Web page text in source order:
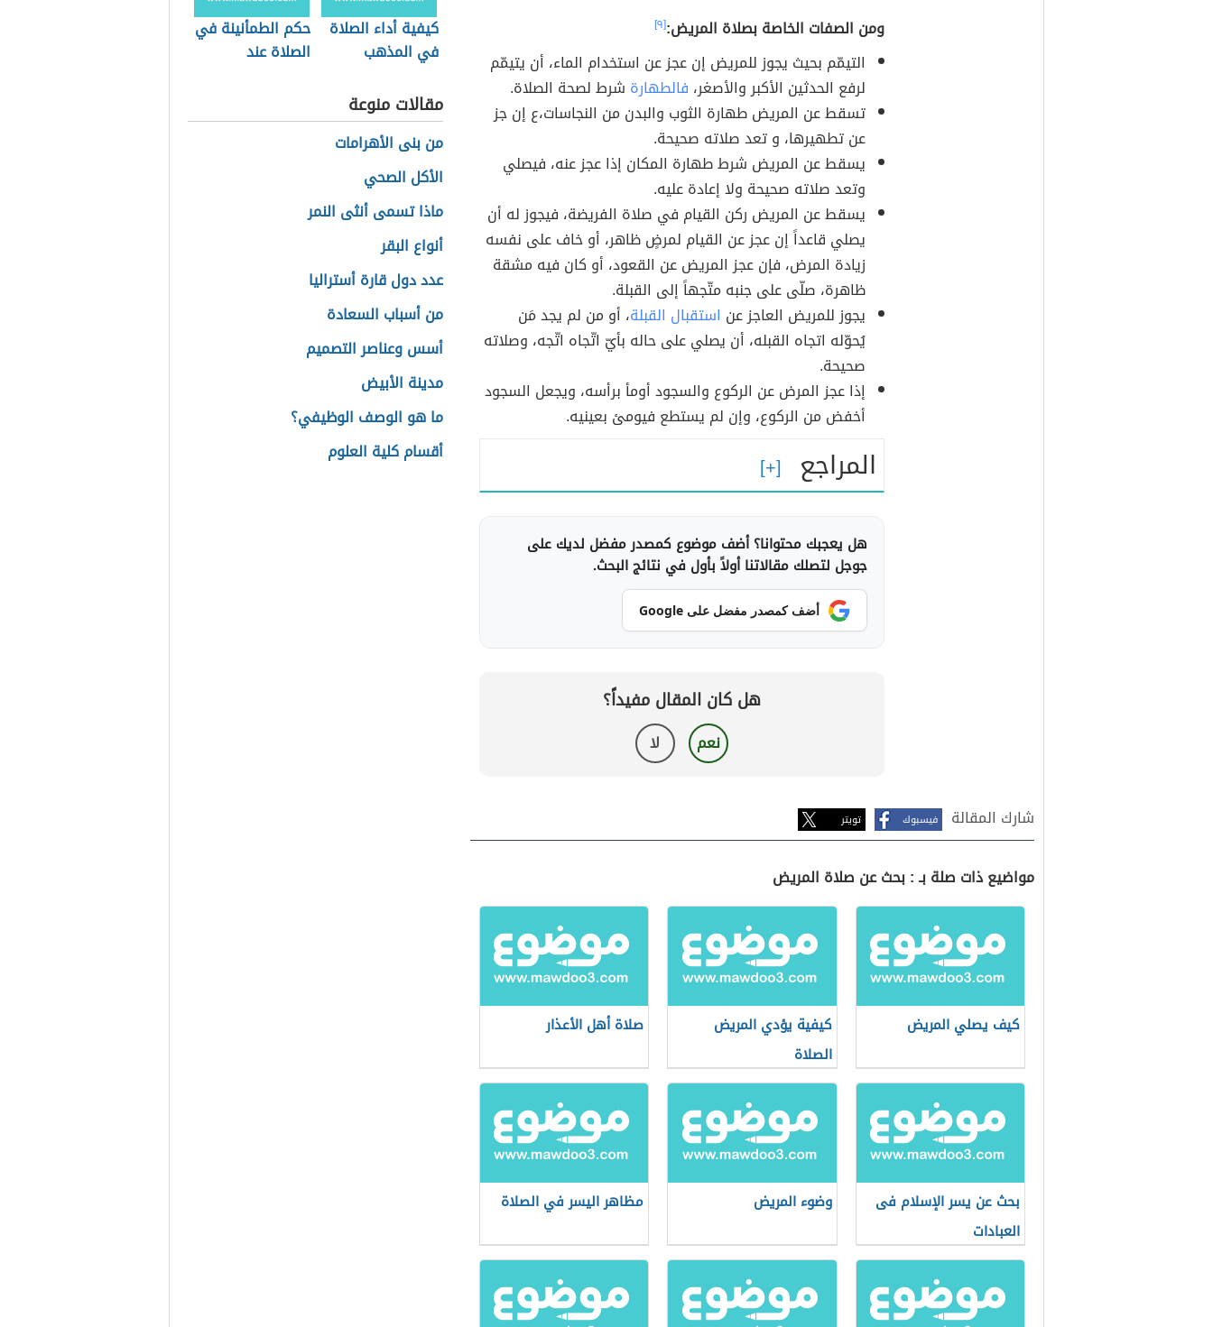
ومن الصفات الخاصة بصلاة المريض:[٩]
التيمّم بحيث يجوز للمريض إن عجز عن استخدام الماء، أن يتيمّم
لرفع الحدثين الأكبر والأصغر، فالطهارة شرط لصحة الصلاة.
تسقط عن المريض طهارة الثوب والبدن من النجاسات،ع إن جز
عن تطهيرها، و تعد صلاته صحيحة.
يسقط عن المريض شرط طهارة المكان إذا عجز عنه، فيصلي
وتعد صلاته صحيحة ولا إعادة عليه.
يسقط عن المريض ركن القيام في صلاة الفريضة، فيجوز له أن
يصلي قاعداً إن عجز عن القيام لمرضٍ ظاهر، أو خاف على نفسه
زيادة المرض، فإن عجز المريض عن القعود، أو كان فيه مشقة
ظاهرة، صلّى على جنبه متّجهاً إلى القبلة.
يجوز للمريض العاجز عن استقبال القبلة، أو من لم يجد مَن
يُحوّله اتجاه القبله، أن يصلي على حاله بأيّ اتّجاه اتّجه، وصلاته
صحيحة.
إذا عجز المرض عن الركوع والسجود أومأ برأسه، ويجعل السجود
أخفض من الركوع، وإن لم يستطع فيومئ بعينيه.
المراجع
هل يعجبك محتوانا؟ أضف موضوع كمصدر مفضل لديك على
جوجل لتصلك مقالاتنا أولاً بأول في نتائج البحث.
أضف كمصدر مفضل على Google
هل كان المقال مفيداً؟
نعم لا
شارك المقالة فيسبوك تويتر
مواضيع ذات صلة بـ : بحث عن صلاة المريض
كيف يصلي المريض
كيفية يؤدي المريض
الصلاة
صلاة أهل الأعذار
بحث عن يسر الإسلام فى
العبادات
وضوء المريض مظاهر اليسر في الصلاة
كيفية أداء الصلاة
في المذهب
حكم الطمأنينة في
الصلاة عند
مقالات منوعة
من بنى الأهرامات
الأكل الصحي
ماذا تسمى أنثى النمر
أنواع البقر
عدد دول قارة أستراليا
من أسباب السعادة
أسس وعناصر التصميم
مدينة الأبيض
ما هو الوصف الوظيفي؟
أقسام كلية العلوم